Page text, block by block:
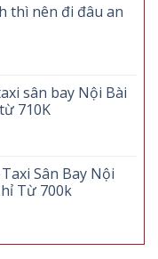
thì nên đi đâu an
sân bay Nội Bài
710K
Sân Bay Nội
Từ 700k